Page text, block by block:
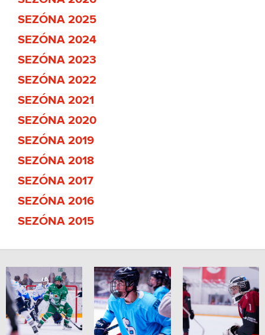
SEZÓNA 2025
SEZÓNA 2024
SEZÓNA 2023
SEZÓNA 2022
SEZÓNA 2021
SEZÓNA 2020
SEZÓNA 2019
SEZÓNA 2018
SEZÓNA 2017
SEZÓNA 2016
SEZÓNA 2015